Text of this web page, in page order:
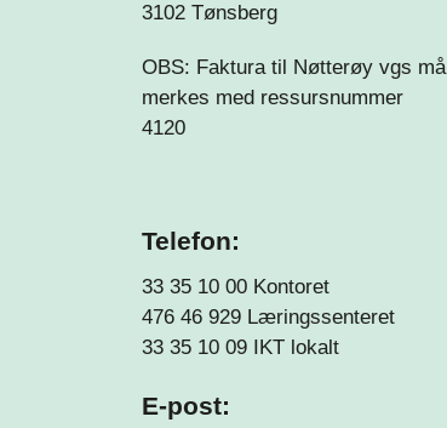
3102 Tønsberg
OBS: Faktura til Nøtterøy vgs må
merkes med ressursnummer
4120
Telefon:
33 35 10 00 Kontoret
476 46 929 Læringssenteret
33 35 10 09 IKT lokalt
E-post: